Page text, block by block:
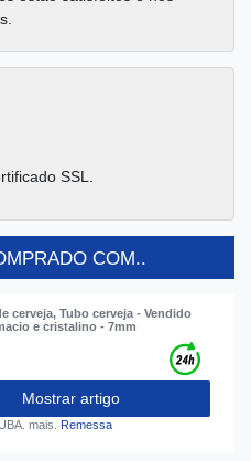
SSL.
COM..
cerveja, Tubo cerveja - Vendido
e cristalino - 7mm
Mostrar artigo
mais. Remessa